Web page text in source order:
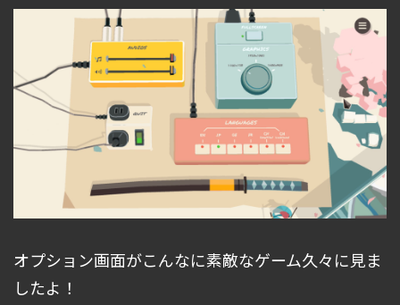
オプション画面がこんなに素敵なゲーム久々に見ま
したよ！